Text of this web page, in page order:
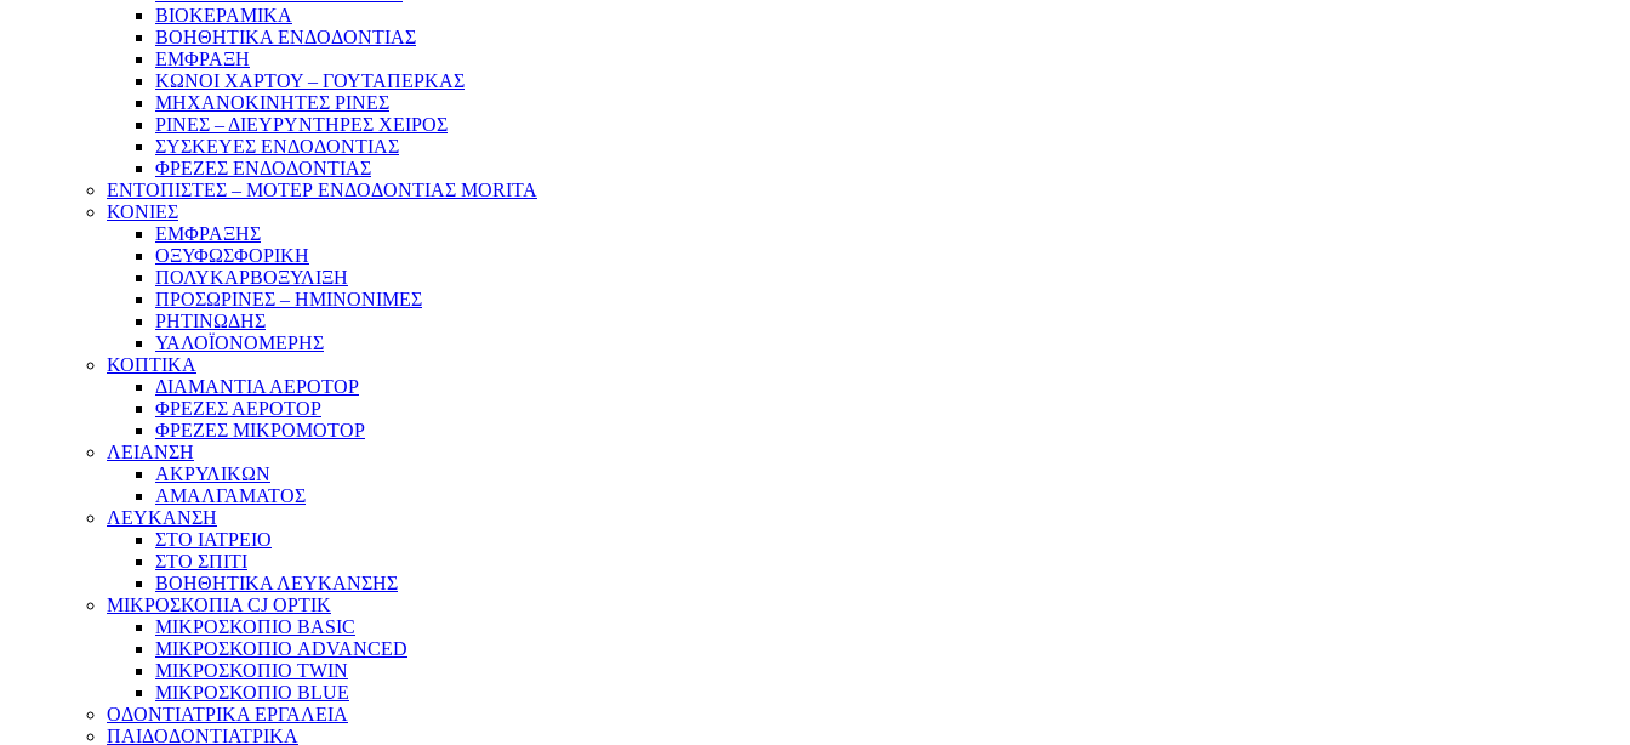
ΒΙΟΚΕΡΑΜΙΚΑ
ΒΟΗΘΗΤΙΚΑ ΕΝΔΟΔΟΝΤΙΑΣ
ΕΜΦΡΑΞΗ
ΚΩΝΟΙ ΧΑΡΤΟΥ – ΓΟΥΤΑΠΕΡΚΑΣ
ΜΗΧΑΝΟΚΙΝΗΤΕΣ ΡΙΝΕΣ
ΡΙΝΕΣ – ΔΙΕΥΡΥΝΤΗΡΕΣ ΧΕΙΡΟΣ
ΣΥΣΚΕΥΕΣ ΕΝΔΟΔΟΝΤΙΑΣ
ΦΡΕΖΕΣ ΕΝΔΟΔΟΝΤΙΑΣ
ΕΝΤΟΠΙΣΤΕΣ – ΜΟΤΕΡ ΕΝΔΟΔΟΝΤΙΑΣ MORITA
ΚΟΝΙΕΣ
ΕΜΦΡΑΞΗΣ
ΟΞΥΦΩΣΦΟΡΙΚΗ
ΠΟΛΥΚΑΡΒΟΞΥΛΙΞΗ
ΠΡΟΣΩΡΙΝΕΣ – ΗΜΙΝΟΝΙΜΕΣ
ΡΗΤΙΝΩΔΗΣ
ΥΑΛΟΪΟΝΟΜΕΡΗΣ
ΚΟΠΤΙΚΑ
ΔΙΑΜΑΝΤΙΑ ΑΕΡΟΤΟΡ
ΦΡΕΖΕΣ ΑΕΡΟΤΟΡ
ΦΡΕΖΕΣ ΜΙΚΡΟΜΟΤΟΡ
ΛΕΙΑΝΣΗ
ΑΚΡΥΛΙΚΩΝ
ΑΜΑΛΓΑΜΑΤΟΣ
ΛΕΥΚΑΝΣΗ
ΣΤΟ ΙΑΤΡΕΙΟ
ΣΤΟ ΣΠΙΤΙ
ΒΟΗΘΗΤΙΚΑ ΛΕΥΚΑΝΣΗΣ
ΜΙΚΡΟΣΚΟΠΙΑ CJ OPTIK
ΜΙΚΡΟΣΚΟΠΙΟ BASIC
ΜΙΚΡΟΣΚΟΠΙΟ ADVANCED
ΜΙΚΡΟΣΚΟΠΙΟ TWIN
ΜΙΚΡΟΣΚΟΠΙΟ BLUE
ΟΔΟΝΤΙΑΤΡΙΚΑ ΕΡΓΑΛΕΙΑ
ΠΑΙΔΟΔΟΝΤΙΑΤΡΙΚΑ